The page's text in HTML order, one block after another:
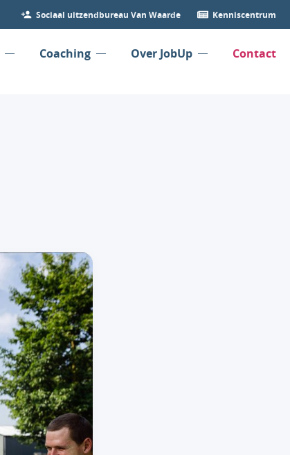
Sociaal uitzendbureau Van Waarde Kenniscentrum
Coaching Over JobUp Contact